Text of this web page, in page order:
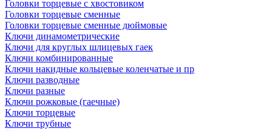
Головки торцевые с хвостовиком
Головки торцевые сменные
Головки торцевые сменные дюймовые
Ключи динамометрические
Ключи для круглых шлицевых гаек
Ключи комбинированные
Ключи накидные кольцевые коленчатые и пр
Ключи разводные
Ключи разные
Ключи рожковые (гаечные)
Ключи торцевые
Ключи трубные